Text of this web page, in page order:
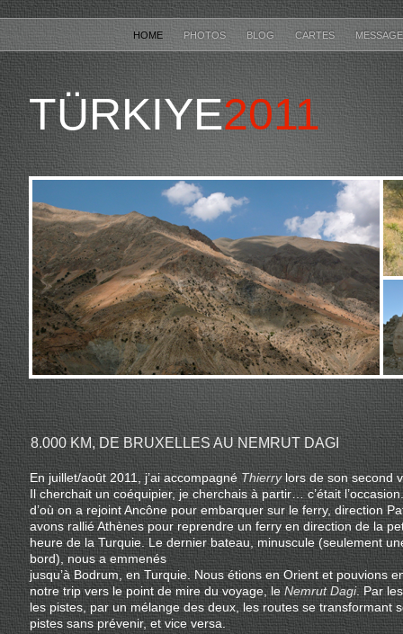
HOME PHOTOS BLOG CARTES
TÜRKIYE2011
En juillet/août 2011, j’ai accompagné Thierrylors de son second
Il cherchait un coéquipier, je cherchais à partir… c’était
d’où on a rejoint Ancône pour embarquer sur le ferry, direction
avons rallié Athènes pour reprendre un ferry en direction de la
heure de la Turquie. Le dernier bateau, minuscule (seulement
bord), nous a emmenés
jusqu’à Bodrum, en Turquie. Nous étions en Orient et pouvions
notre trip vers le point de mire du voyage, leNemrut Dagi. Par
les pistes, par un mélange des deux, les routes se transformant
pistes sans prévenir, et vice versa.
8.000 KM, DE BRUXELLES AU NEMRUT DAGI